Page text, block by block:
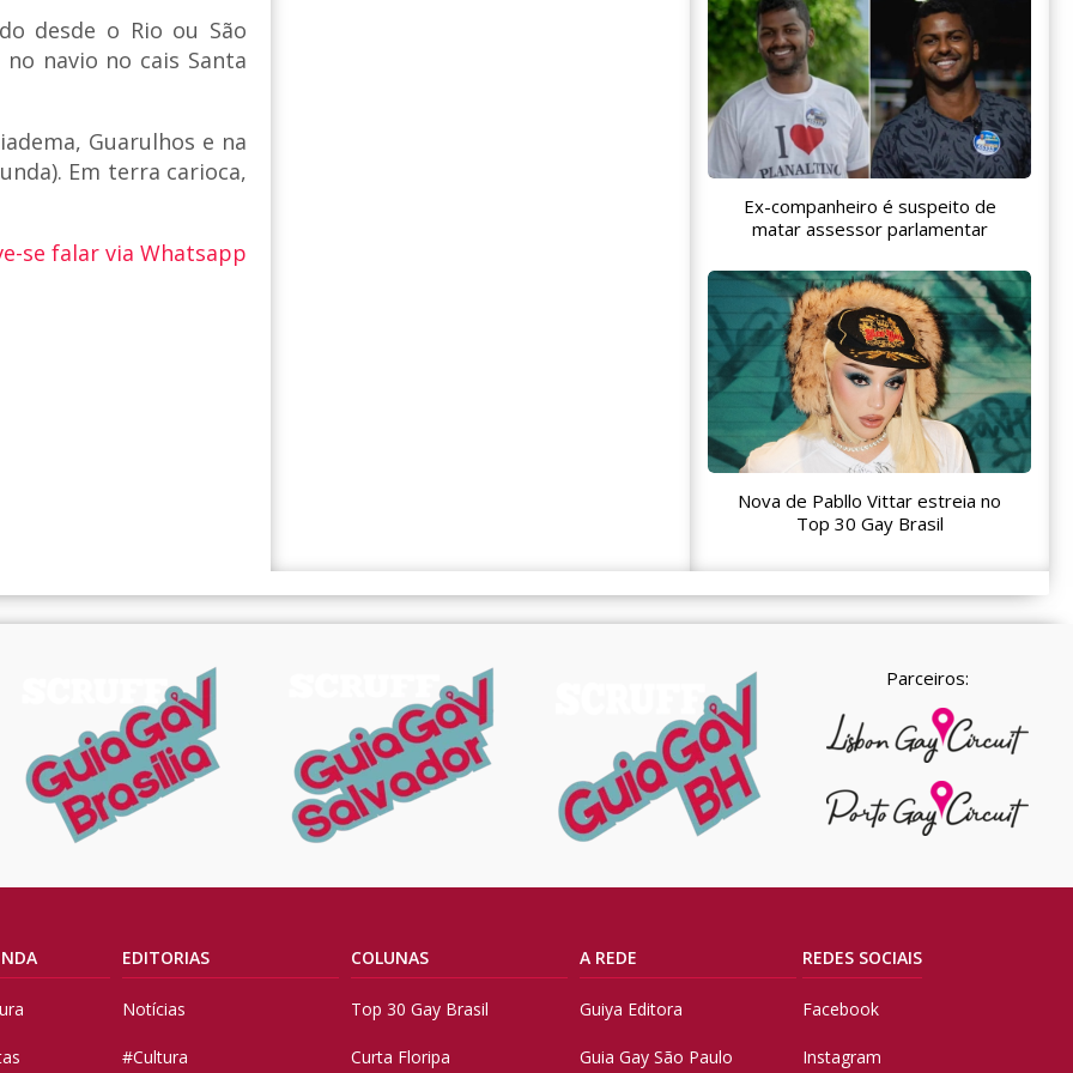
desde o Rio ou São
navio no cais Santa
Guarulhos e na
Em terra carioca,
se falar via Whatsapp
Ex-companheiro é suspeito de
matar assessor parlamentar
Nova de Pabllo Vittar estreia no
Top 30 Gay Brasil
Parceiros:
EDITORIAS
Notícias
#Cultura
COLUNAS
Top 30 Gay Brasil
Curta Floripa
A REDE
Guiya Editora
Guia Gay São Paulo
REDES SOCIAIS
Facebook
Instagram